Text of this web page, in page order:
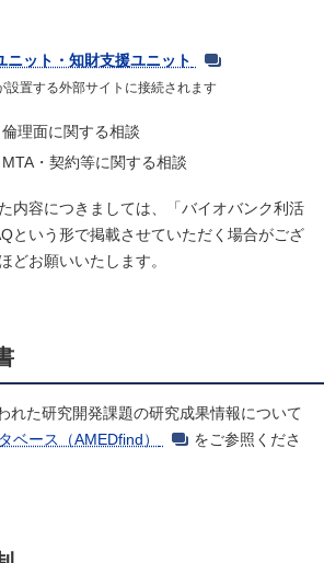
ニット・知財支援ユニット
置する外部サイトに接続されます
理面に関する相談
・契約等に関する相談
内容につきましては、「バイオバンク利活
という形で掲載させていただく場合がござ
どお願いいたします。
れた研究開発課題の研究成果情報について
ベース（AMEDfind）
をご参照くださ